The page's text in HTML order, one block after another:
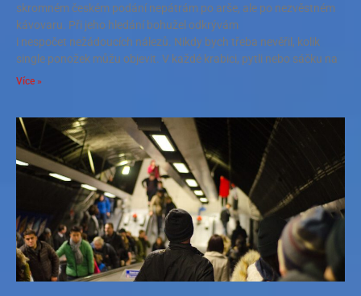
skromném českém podání nepátrám po arše, ale po nezvěstném
kávovaru. Při jeho hledání bohužel odkrývám
i nespočet nežádoucích nálezů. Nikdy bych třeba nevěřil, kolik
single ponožek můžu objevit. V každé krabici, pytli nebo sáčku na
Více »